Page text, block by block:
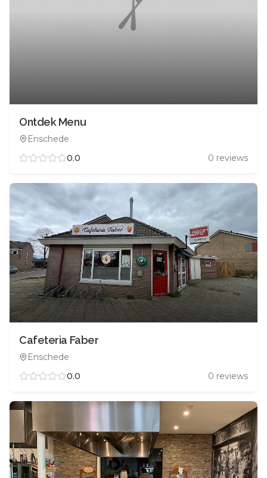
Ontdek Menu
Enschede
0.0
0 reviews
Cafeteria Faber
Enschede
0.0
0 reviews